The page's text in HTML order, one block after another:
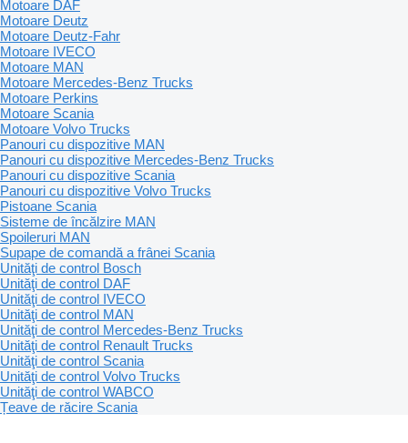
Motoare DAF
Motoare Deutz
Motoare Deutz-Fahr
Motoare IVECO
Motoare MAN
Motoare Mercedes-Benz Trucks
Motoare Perkins
Motoare Scania
Motoare Volvo Trucks
Panouri cu dispozitive MAN
Panouri cu dispozitive Mercedes-Benz Trucks
Panouri cu dispozitive Scania
Panouri cu dispozitive Volvo Trucks
Pistoane Scania
Sisteme de încălzire MAN
Spoileruri MAN
Supape de comandă a frânei Scania
Unităţi de control Bosch
Unităţi de control DAF
Unităţi de control IVECO
Unităţi de control MAN
Unităţi de control Mercedes-Benz Trucks
Unităţi de control Renault Trucks
Unităţi de control Scania
Unităţi de control Volvo Trucks
Unităţi de control WABCO
Țeave de răcire Scania